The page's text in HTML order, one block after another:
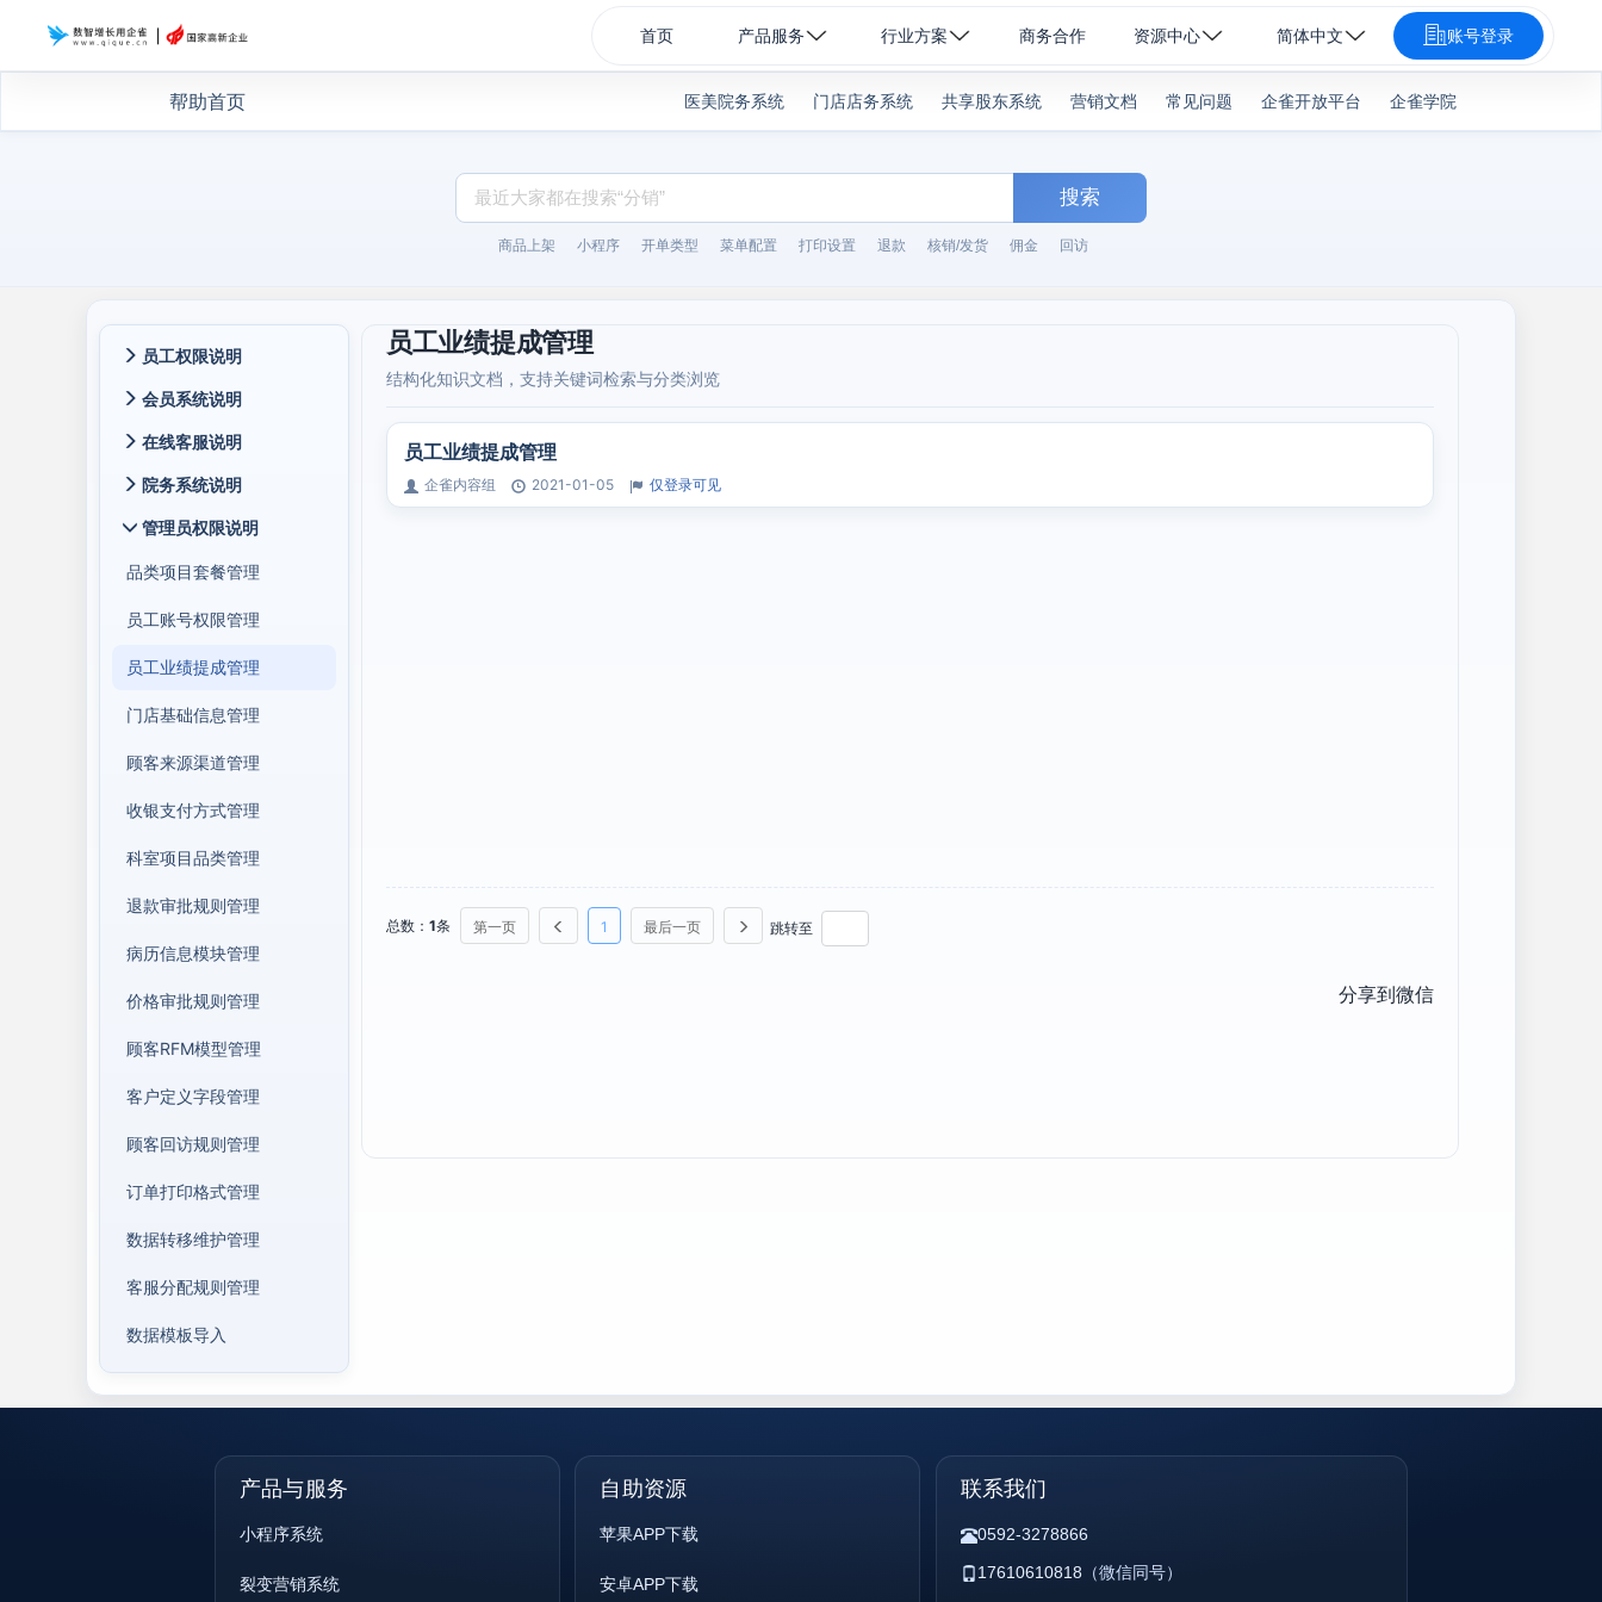
首页 产品服务 行业方案 商务合作 资源中心 简体中文 账号登录
帮助首页 医美院务系统 门店店务系统 共享股东系统 营销文档 常见问题 企雀开放平台 企雀学院
搜索
商品上架 小程序 开单类型 菜单配置 打印设置 退款 核销/发货 佣金 回访
员工权限说明
会员系统说明
在线客服说明
院务系统说明
管理员权限说明
品类项目套餐管理
员工账号权限管理
员工业绩提成管理
门店基础信息管理
顾客来源渠道管理
收银支付方式管理
科室项目品类管理
退款审批规则管理
病历信息模块管理
价格审批规则管理
顾客RFM模型管理
客户定义字段管理
顾客回访规则管理
订单打印格式管理
数据转移维护管理
客服分配规则管理
数据模板导入
员工业绩提成管理
结构化知识文档，支持关键词检索与分类浏览
员工业绩提成管理
企雀内容组 2021-01-05 仅登录可见
总数： 1条 第一页 1 最后一页 跳转至
分享到微信
产品与服务
小程序系统
裂变营销系统
自助资源
苹果APP下载
安卓APP下载
联系我们
0592-3278866
17610610818 （微信同号）